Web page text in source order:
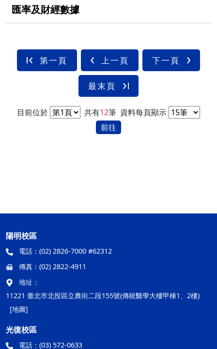
匯率及財經數據
第一頁 上一頁 下一頁
最末頁
目前位於 共有12筆 資料每頁顯示
前往
陽明校區
電話： (02) 2826-7000 #62312
傳真： (02) 2822-4911
地址：
11221 臺北市北投區立農街二段155號(傳統醫學大樓甲棟1、2樓)
[地圖]
光復校區
電話： (03) 572-0633